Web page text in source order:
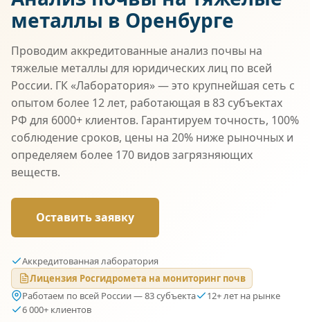
металлы в Оренбурге
Проводим аккредитованные анализ почвы на
тяжелые металлы для юридических лиц по всей
России. ГК «Лаборатория» — это крупнейшая сеть с
опытом более 12 лет, работающая в 83 субъектах
РФ для 6000+ клиентов. Гарантируем точность, 100%
соблюдение сроков, цены на 20% ниже рыночных и
определяем более 170 видов загрязняющих
веществ.
Оставить заявку
Аккредитованная лаборатория
Лицензия Росгидромета на мониторинг почв
Работаем по всей России — 83 субъекта
12+ лет на рынке
6 000+ клиентов